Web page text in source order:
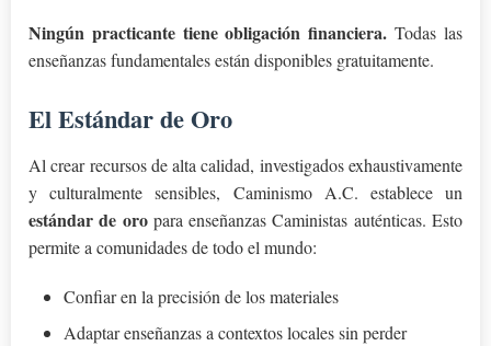
Ningún practicante tiene obligación financiera. Todas las
enseñanzas fundamentales están disponibles gratuitamente.
El Estándar de Oro
Al crear recursos de alta calidad, investigados exhaustivamente
y culturalmente sensibles, Caminismo A.C. establece un
estándar de oropara enseñanzas Caministas auténticas. Esto
permite a comunidades de todo el mundo:
Confiar en la precisión de los materiales
Adaptar enseñanzas a contextos locales sin perder